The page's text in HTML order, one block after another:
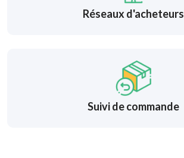
Réseaux d'acheteurs
Suivi de commande